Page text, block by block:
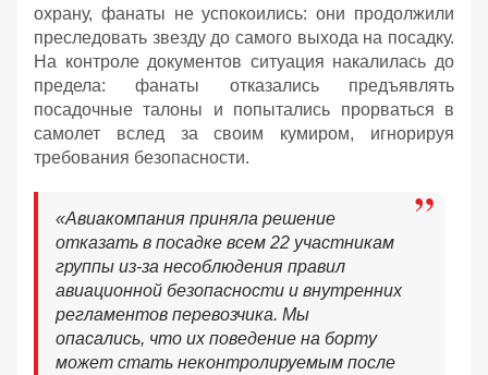
охрану, фанаты не успокоились: они продолжили
преследовать звезду до самого выхода на посадку.
На контроле документов ситуация накалилась до
предела: фанаты отказались предъявлять
посадочные талоны и попытались прорваться в
самолет вслед за своим кумиром, игнорируя
требования безопасности.
«Авиакомпания приняла решение
отказать в посадке всем 22 участникам
группы из-за несоблюдения правил
авиационной безопасности и внутренних
регламентов перевозчика. Мы
опасались, что их поведение на борту
может стать неконтролируемым после